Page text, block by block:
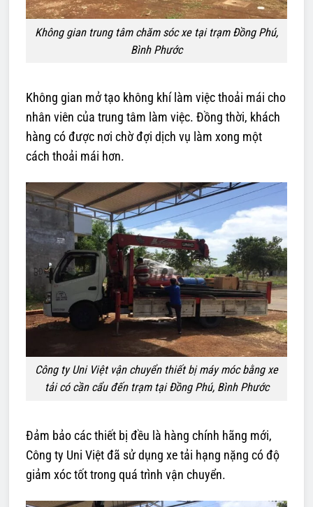
Không gian trung tâm chăm sóc xe tại trạm Đồng Phú,
Bình Phước
Không gian mở tạo không khí làm việc thoải mái cho
nhân viên của trung tâm làm việc. Đồng thời, khách
hàng có được nơi chờ đợi dịch vụ làm xong một
cách thoải mái hơn.
Công ty Uni Việt vận chuyển thiết bị máy móc bằng xe
tải có cần cẩu đến trạm tại Đồng Phú, Bình Phước
Đảm bảo các thiết bị đều là hàng chính hãng mới,
Công ty Uni Việt đã sử dụng xe tải hạng nặng có độ
giảm xóc tốt trong quá trình vận chuyển.